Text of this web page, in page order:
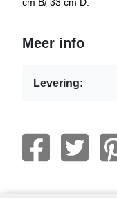
Meer info
Levering: